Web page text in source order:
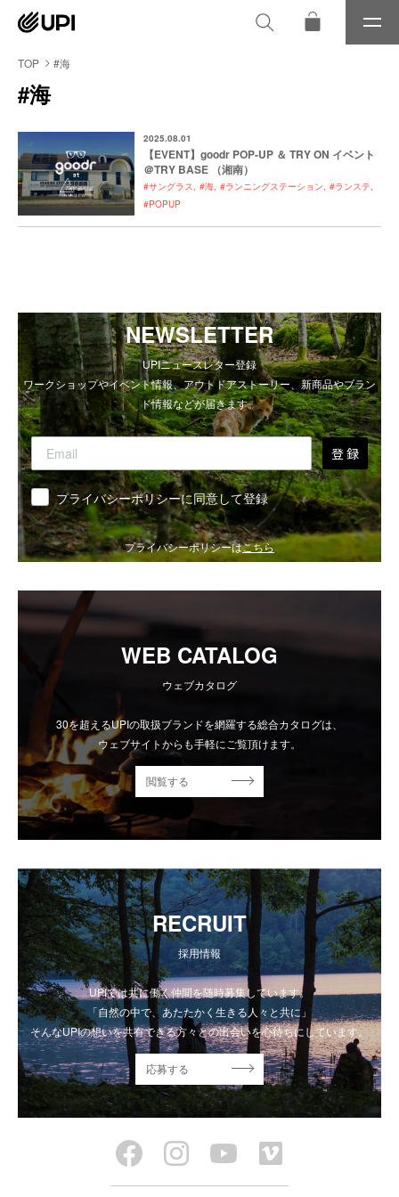
メ
ニ
TOP #海
#海
2025.08.01
【EVENT】goodr POP-UP ＆ TRY ON イベント
＠TRY BASE （湘南）
#サングラス #海 #ランニングステーション #ランステ
#POPUP
NEWSLETTER
UPIニュースレター登録
ワークショップやイベント情報、アウトドアストーリー、新商品やブラン
ド情報などが届きます。
登 録
同意 プライバシーポリシーに同意して登録
プライバシーポリシーはこちら
WEB CATALOG
ウェブカタログ
30を超えるUPIの取扱ブランドを網羅する総合カタログは、
ウェブサイトからも手軽にご覧頂けます。
閲覧する
RECRUIT
採用情報
UPIでは共に働く仲間を随時募集しています。
「自然の中で、あたたかく生きる人々と共に」
そんなUPIの想いを共有できる方々との出会いを心待ちにしています。
応募する